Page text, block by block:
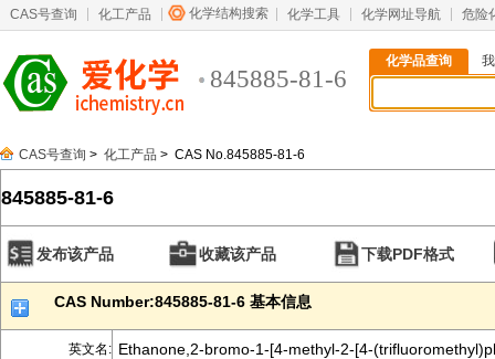
CAS号查询 化工产品 化学结构搜索 化学工具 化学网址导航 危险
845885-81-6
化学品查询
CAS号查询 > 化工产品 > CAS No.845885-81-6
845885-81-6
发布该产品 收藏该产品 下载PDF格式
CAS Number:845885-81-6 基本信息
英文名: Ethanone,2-bromo-1-[4-methyl-2-[4-